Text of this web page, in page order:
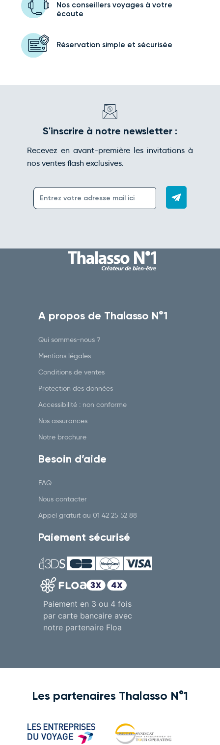
Nos conseillers voyagesà votre
écoute
Réservation simple et sécurisée
S'inscrire à notre newsletter :
Recevez en avant-première les invitations à
nos ventes flash exclusives.
A propos de Thalasso N°1
Qui sommes-nous ?
Mentions légales
Conditions de ventes
Protection des données
Accessibilité : non conforme
Nos assurances
Notre brochure
Besoin d’aide
FAQ
Nous contacter
Appel gratuit au 01 42 25 52 88
Paiement sécurisé
Paiement en 3 ou 4 fois
par carte bancaire avec
notre partenaire Floa
Les partenaires Thalasso N°1